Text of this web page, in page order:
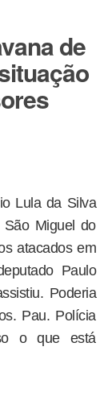
de
Lula da Silva
Miguel do
atacados em
Paulo
Poderia
Pau. Polícia
o que está